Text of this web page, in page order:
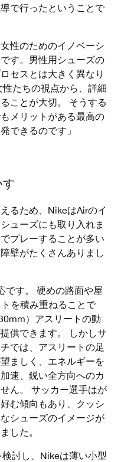
で行ったということで
性のためのイノベーシ
す。男性用シューズの
セスとは大きく異なり
たちの視点から、詳細
ことが大切。 そうする
メリットがある最高の
できるのです」
るため、NikeはAirのイ
ューズにも取り入れま
プレーすることが多い
壁がたくさんありまし
です。 硬めの路面や屋
を積み重ねることで
）アスリートの動
供できます。 しかしサ
では、アスリートの足
ましく、エネルギーを
速、鋭い全方向へのカ
ん。 サッカー選手はが
む傾向もあり、クッシ
シューズのイメージが
した。
討し、Nikeは薄い小型